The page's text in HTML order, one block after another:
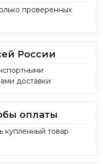
проверенных
России
доставки
оплаты
купленный товар